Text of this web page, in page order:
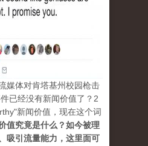
媒体对肯塔基州校园枪击
已经没有新闻价值了？2
新闻价值，现在这个词
值究竟是什么？如今被理
吸引流量能力，这里面可